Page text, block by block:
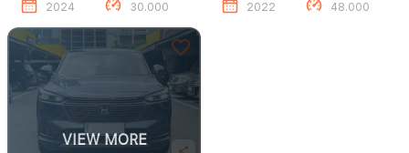
2024 30.000 2022 48.000
VIEW MORE